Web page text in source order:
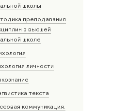
школы
преподавания
в высшей
школе
личности
текста
коммуникация.